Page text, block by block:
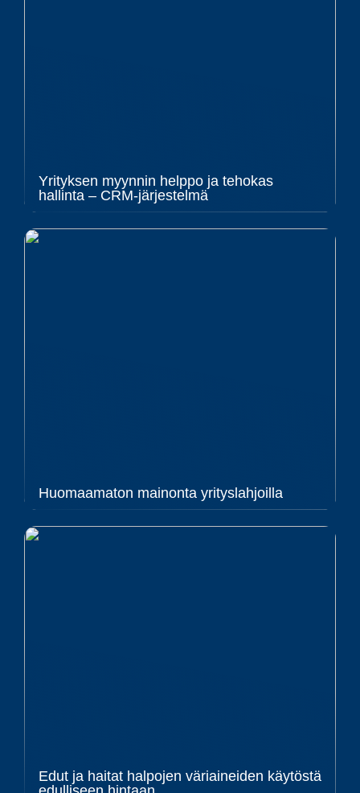
Yrityksen myynnin helppo ja tehokas
hallinta – CRM-järjestelmä
Huomaamaton mainonta yrityslahjoilla
Edut ja haitat halpojen väriaineiden käytöstä